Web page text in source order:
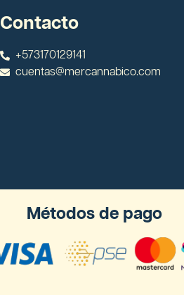
Contacto
+573170129141
cuentas@mercannabico.com
Métodos de pago